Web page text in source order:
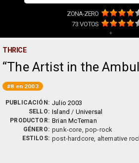
ZONA-ZERO
73VOTOS
+
THRICE
The Artist in the
#8 en 2003
PUBLICACIÓN: Julio 2003
SELLO: Island / Universal
PRODUCTOR: Brian McTernan
GÉNERO: punk-core, pop-rock
ESTILOS: post-hardcore, alternative